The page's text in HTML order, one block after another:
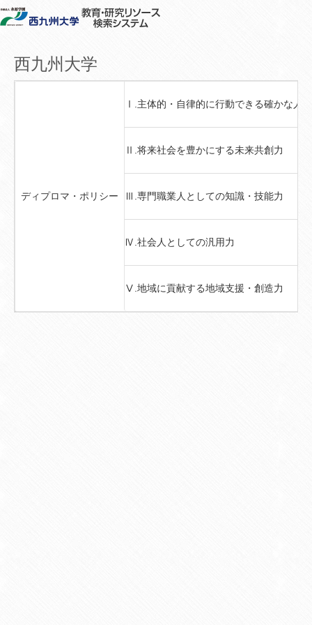
西九州大学
ディプロマ・ポリシー
Ⅰ.主体的・自律的に行動できる確かな人
Ⅱ.将来社会を豊かにする未来共創力
Ⅲ.専門職業人としての知識・技能力
Ⅳ.社会人としての汎用力
Ⅴ.地域に貢献する地域支援・創造力